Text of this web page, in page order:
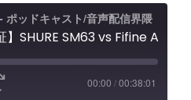
ポッドキャスト/音声配信界隈
00:00 /00:38:01